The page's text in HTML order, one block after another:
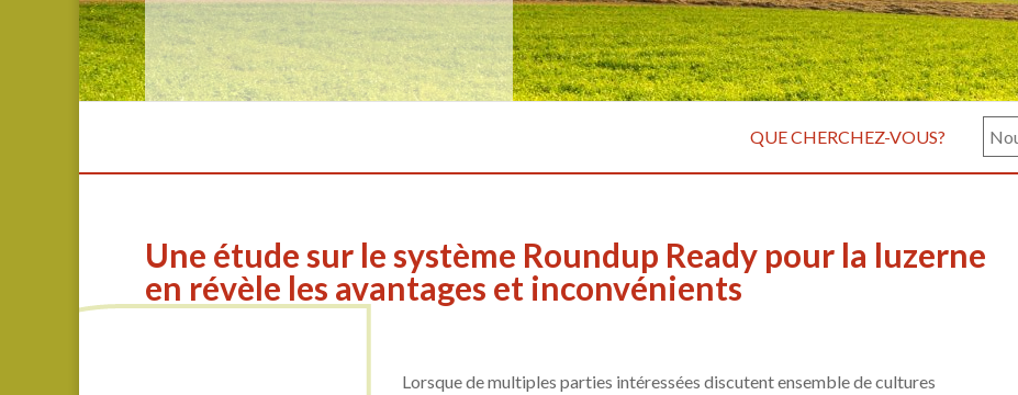
QUE CHERCHEZ-VOUS?
Une étude sur le système Roundup Ready pour la luzerne
en révèle les avantages et inconvénients
Lorsque de multiples parties intéressées discutent ensemble de cultures